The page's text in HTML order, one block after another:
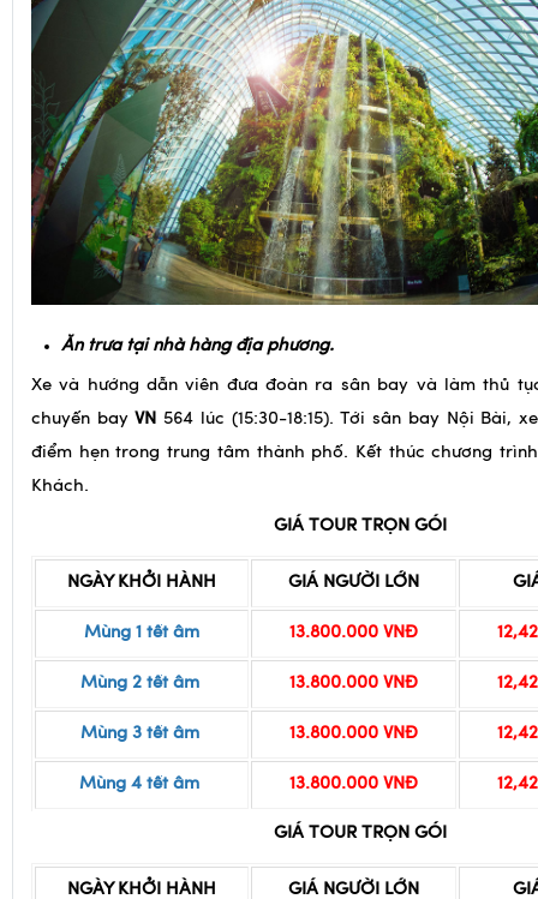
Ăn trưa tại nhà hàng địa phương.
chuyến bayVN564 lúc (15:30-18:15). Tới sân bay Nội Bài,
điểm hẹn trong trung tâm thành phố. Kết thúc chương
Khách.
GIÁ TOUR TRỌN GÓI
GIÁ NGƯỜI LỚN
Mùng 1 tết âm 13.800.000 VNĐ
GIÁ TOUR TRỌN GÓI
GIÁ NGƯỜI LỚN
Mùng 1 tết âm 13.300.000 VNĐ